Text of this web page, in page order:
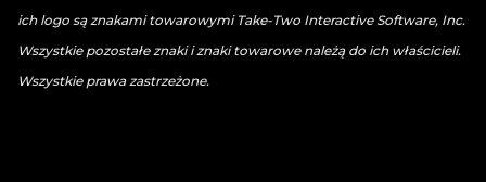
ich logo są znakami towarowymi Take-Two Interactive Software, Inc.
Wszystkie pozostałe znaki i znaki towarowe należą do ich właścicieli.
Wszystkie prawa zastrzeżone.